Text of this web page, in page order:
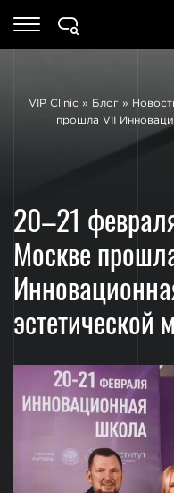
VIP Clinic » Блог »
прошла VII
20–21
Москве